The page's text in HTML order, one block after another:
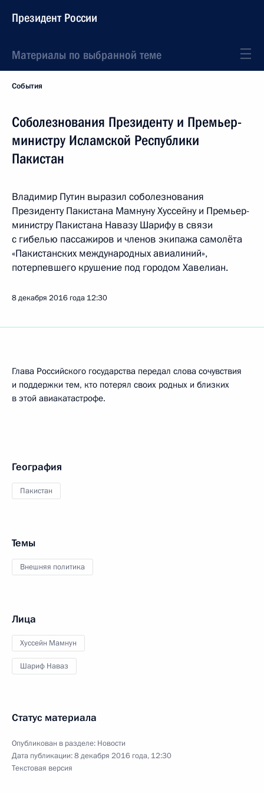
Президент России
Материалы по выбранной теме
События
Соболезнования Президенту и Премьер-
министру Исламской Республики
Пакистан
Владимир Путин выразил соболезнования
Президенту Пакистана Мамнуну Хуссейну и Премьер-
министру Пакистана Навазу Шарифу в связи
с гибелью пассажиров и членов экипажа самолёта
«Пакистанских международных авиалиний»,
потерпевшего крушение под городом Хавелиан.
8 декабря 2016 года 12:30
Глава Российского государства передал слова сочувствия
и поддержки тем, кто потерял своих родных и близких
в этой авиакатастрофе.
География
Пакистан
Темы
Внешняя политика
Лица
Хуссейн Мамнун
Шариф Наваз
Статус материала
Опубликован в разделе: Новости
Дата публикации:8 декабря 2016 года, 12:30
Текстовая версия